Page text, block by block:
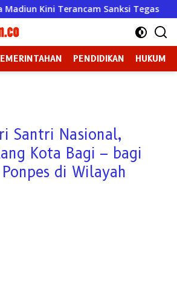
Terancam Sanksi Tegas
PENDIDIKAN HUKUM
Santri Nasional,
Kota Bagi – bagi
di Wilayah